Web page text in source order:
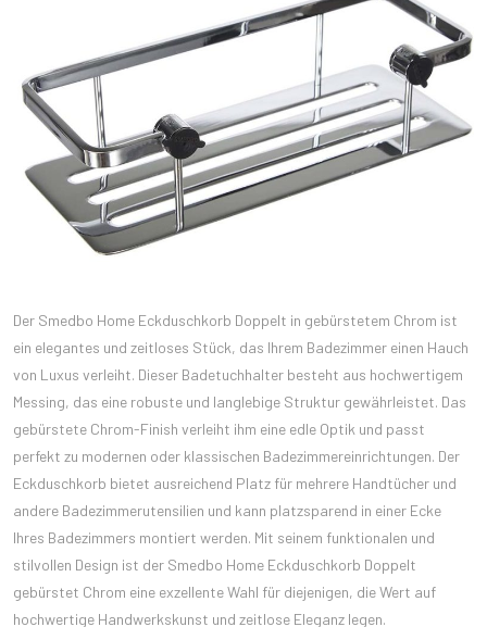
Der Smedbo Home Eckduschkorb Doppelt in gebürstetem Chrom ist
ein elegantes und zeitloses Stück, das Ihrem Badezimmer einen Hauch
von Luxus verleiht. Dieser Badetuchhalter besteht aus hochwertigem
Messing, das eine robuste und langlebige Struktur gewährleistet. Das
gebürstete Chrom-Finish verleiht ihm eine edle Optik und passt
perfekt zu modernen oder klassischen Badezimmereinrichtungen. Der
Eckduschkorb bietet ausreichend Platz für mehrere Handtücher und
andere Badezimmerutensilien und kann platzsparend in einer Ecke
Ihres Badezimmers montiert werden. Mit seinem funktionalen und
stilvollen Design ist der Smedbo Home Eckduschkorb Doppelt
gebürstet Chrom eine exzellente Wahl für diejenigen, die Wert auf
hochwertige Handwerkskunst und zeitlose Eleganz legen.